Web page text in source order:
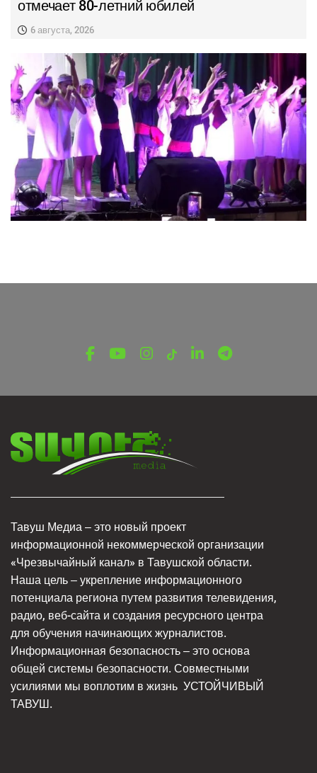
отмечает 80-летний юбилей
6 августа, 2026
ПОСЛЕДНИЕ НОВОСТИ ИЗ ТАВУША
Тавуш Медиа – это новый проект
информационной некоммерческой организации
«Чрезвычайный канал» в Тавушской области.
Наша цель – укрепление информационного
потенциала региона путем развития телевидения,
радио, веб-сайта и создания ресурсного центра
для обучения начинающих журналистов.
Информационная безопасность – это основа
общей системы безопасности. Совместными
усилиями мы воплотим в жизнь УСТОЙЧИВЫЙ
ТАВУШ.